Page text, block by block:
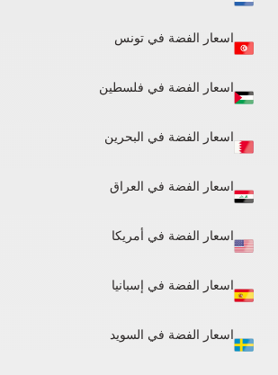
اسعار الفضة في تونس
اسعار الفضة في فلسطين
اسعار الفضة في البحرين
اسعار الفضة في العراق
اسعار الفضة في أمريكا
اسعار الفضة في إسبانيا
اسعار الفضة في السويد